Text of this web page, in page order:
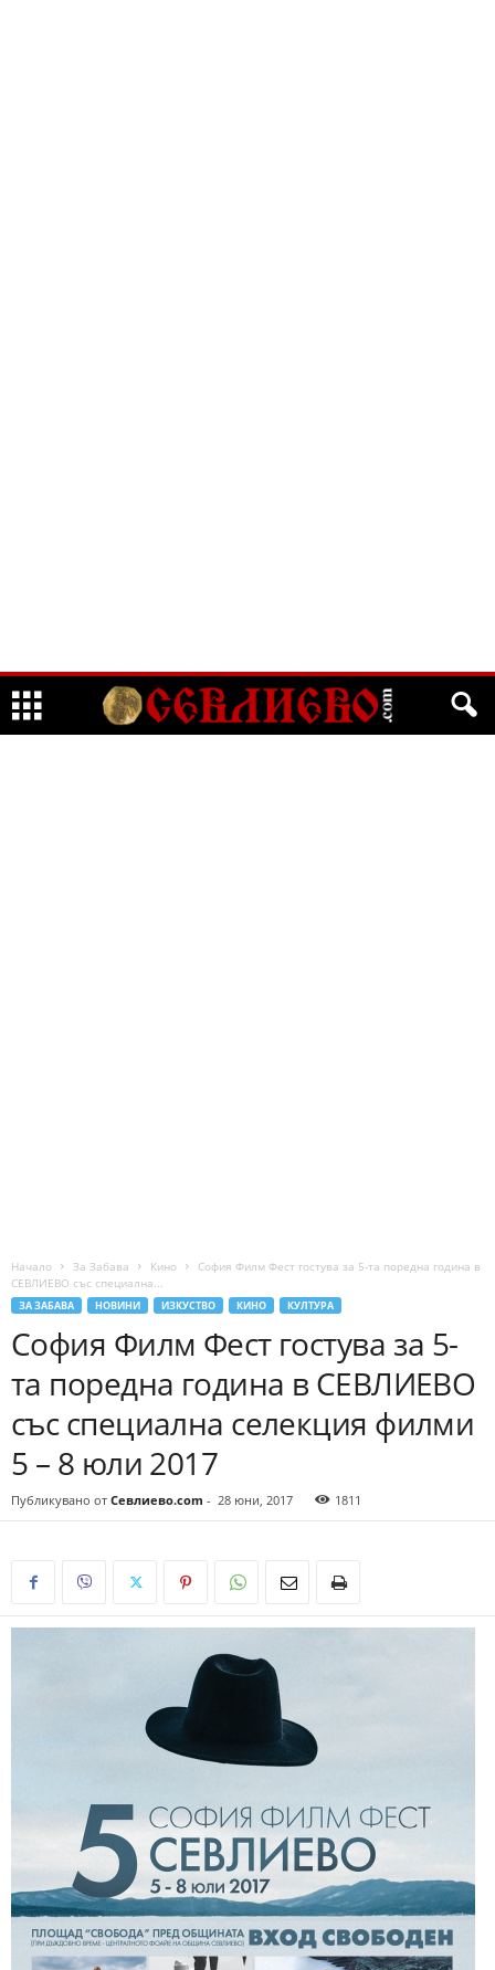
Начало За Забава Кино
София Филм Фест гостува за 5-та поредна година в
СЕВЛИЕВО със специална...
ЗА ЗАБАВА НОВИНИ ИЗКУСТВО КИНО КУЛТУРА
София Филм Фест гостува за 5-
та поредна година в СЕВЛИЕВО
със специална селекция филми
5 – 8 юли 2017
Публикувано от Севлиево.com - 28 юни, 2017 1811